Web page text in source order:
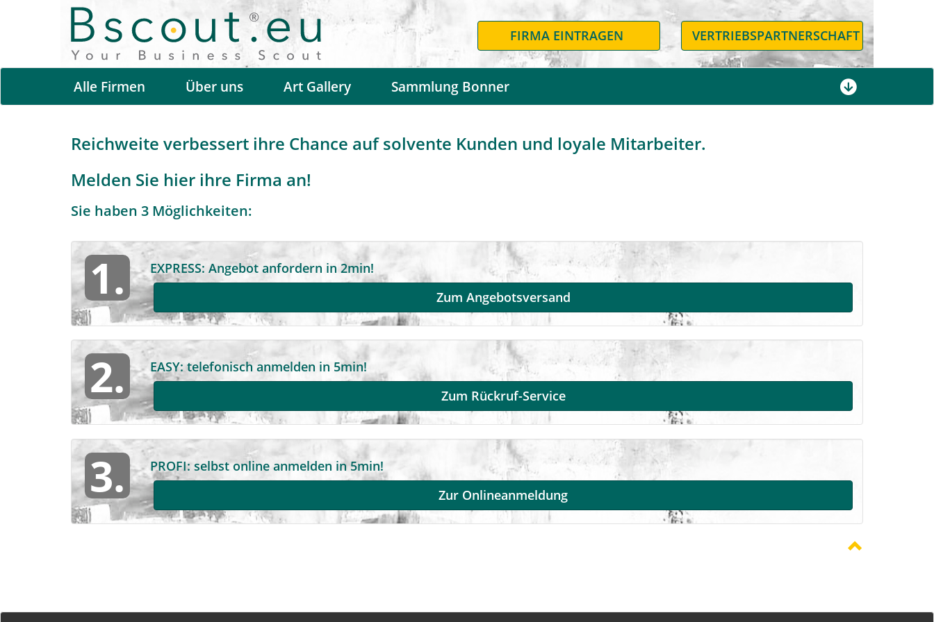
FIRMA EINTRAGEN VERTRIEBSPARTNERSCHAFT
Alle Firmen Über uns Art Gallery Sammlung Bonner
Reichweite verbessert ihre Chance auf solvente Kunden und loyale Mitarbeiter.
Melden Sie hier ihre Firma an!
Sie haben 3 Möglichkeiten:
1.
EXPRESS: Angebot anfordern in 2min!
Zum Angebotsversand
2.
EASY: telefonisch anmelden in 5min!
Zum Rückruf-Service
3.
PROFI: selbst online anmelden in 5min!
Zur Onlineanmeldung